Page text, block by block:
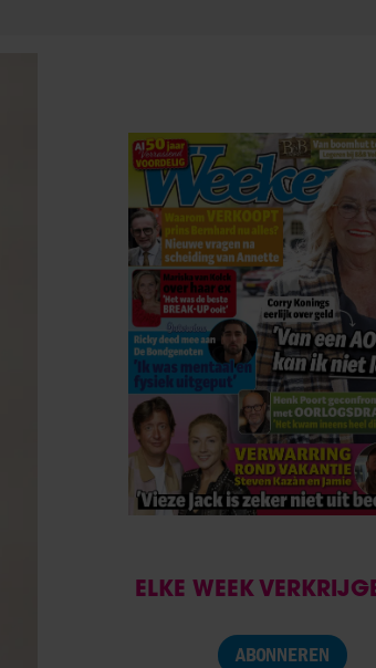
ELKE WEEK
ABONNEREN